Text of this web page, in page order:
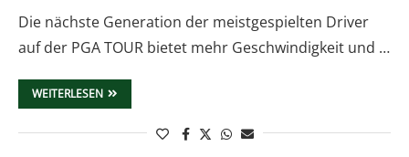
Die nächste Generation der meistgespielten Driver
auf der PGA TOUR bietet mehr Geschwindigkeit und …
WEITERLESEN